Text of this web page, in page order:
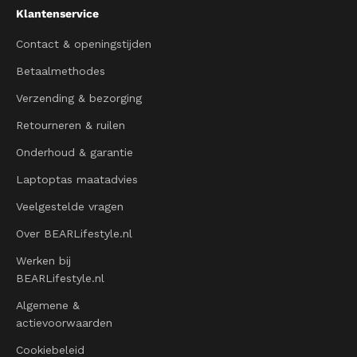
Klantenservice
Contact & openingstijden
Betaalmethodes
Verzending & bezorging
Retourneren & ruilen
Onderhoud & garantie
Laptoptas maatadvies
Veelgestelde vragen
Over BEARLifestyle.nl
Werken bij
BEARLifestyle.nl
Algemene &
actievoorwaarden
Cookiebeleid